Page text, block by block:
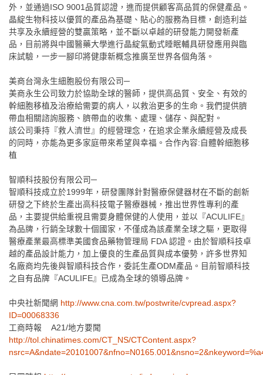
外，並通過ISO 9001品質認證，進而提供顧客高品質的保健產品。
晶綻生物科技以優質的產品為基礎、貼心的服務為目標，創造利益
共享及永續經營的雙贏策略，並不斷以卓越的研發能力開發新產
品，目前將與中國醫藥大學進行晶綻氣動式睡眠輔具研發應用與臨
床試驗，一步一腳印將健康新概念推廣至世界各個角落。
美商台灣永生細胞股份有限公司─
美商永生公司致力於協助全球的醫師，提供高品質、安全、有效的
幹細胞移植及治療給需要的病人，以救治更多的生命。我們提供臍
帶血相關諮詢服務、臍帶血的收集、處理、儲存、與配對。
該公司秉持『救人濟世』的經營理念，在追求企業永續經營及成長
的同時，亦能為更多家庭帶來希望與幸福。合作內容:自體幹細胞移
植
智順科技股份有限公司─
智順科技成立於1999年，研發團隊針對醫療保健器材在不斷的創新
研發之下終於生產出高科技電子醫療器械，推出世界性專利的產
品，主要提供給重視且需要身體保健的人使用，並以『ACULIFE』
為品牌，行銷全球數十個國家，不僅成為該產業全球之驅，更取得
醫療產業最高標準美國食品藥物管理局 FDA 認證。由於智順科技卓
越的產品設計能力，加上優良的生產品質與成本優勢，許多世界知
名廠商均先後與智順科技合作，委託生產ODM產品。目前智順科技
之自有品牌『ACULIFE』已成為全球的領導品牌。
中央社新聞網 http://www.cna.com.tw/postwrite/cvpread.aspx?
ID=00068336
工商時報 A21/地方要聞
http://tol.chinatimes.com/CT_NS/CTContent.aspx?